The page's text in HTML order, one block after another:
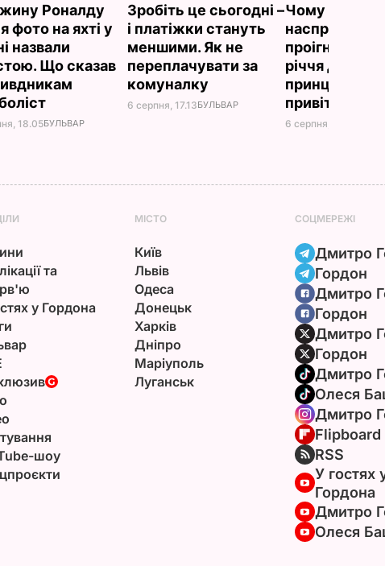
Роналду
фото на яхті у
назвали
Що сказав
18.05БУЛЬВАР
Зробіть це сьогодні –
і платіжки стануть
меншими. Як не
переплачувати за
комуналку
6 серпня, 17.13БУЛЬВАР
Чому Чарльз
насправді
проігнорував
річчя дружини
принца Гаррі і
привітав
6 серпня, 16.36
та
у Гордона
шоу
МІСТО
Київ
Львів
Одеса
Донецьк
Харків
Дніпро
Маріуполь
Луганськ
СОЦМЕРЕЖІ
Дмитро
Гордон
Дмитро
Гордон
Дмитро
Гордон
Дмитро
Олеся
Дмитро
Flipboard
RSS
У гостях
Гордона
Дмитро
Олеся